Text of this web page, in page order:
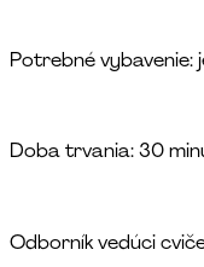
Potrebné vybavenie:
Doba trvania: 30
Odborník vedúci